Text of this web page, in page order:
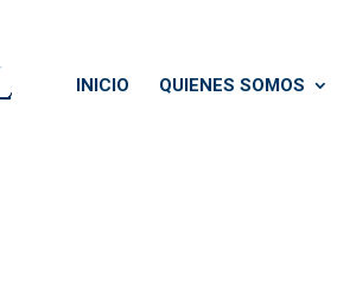
INICIO QUIENES SOMOS